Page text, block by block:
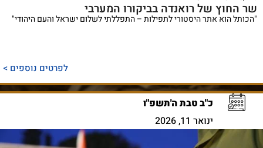
שר החוץ של רואנדה בביקורו המערבי
"הכותל הוא אתר היסטורי לתפילות – התפללתי לשלום ישראל והעם היהודי"
לפרטים נוספים >
כ"ב טבת ה'תשפ"ו
ינואר 11, 2026